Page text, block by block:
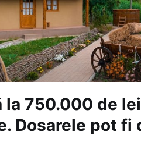
la 750.000 de
Dosarele pot fi